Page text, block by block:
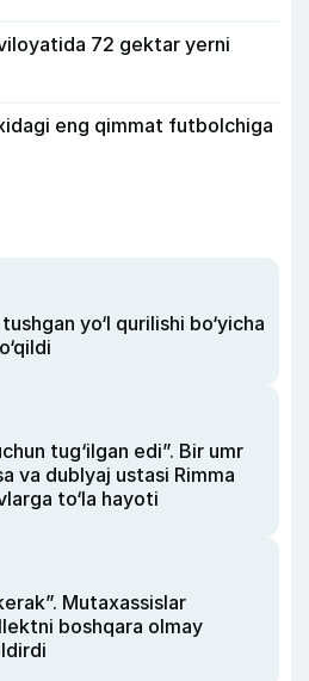
72 gektar yerni
eng qimmat futbolchiga
yo‘l qurilishi bo‘yicha
tug‘ilgan edi”. Bir umr
va dublyaj ustasi Rimma
to‘la hayoti
Mutaxassislar
boshqara olmay